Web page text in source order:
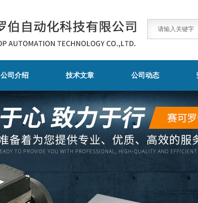
公司介绍 技术文章 公司动态